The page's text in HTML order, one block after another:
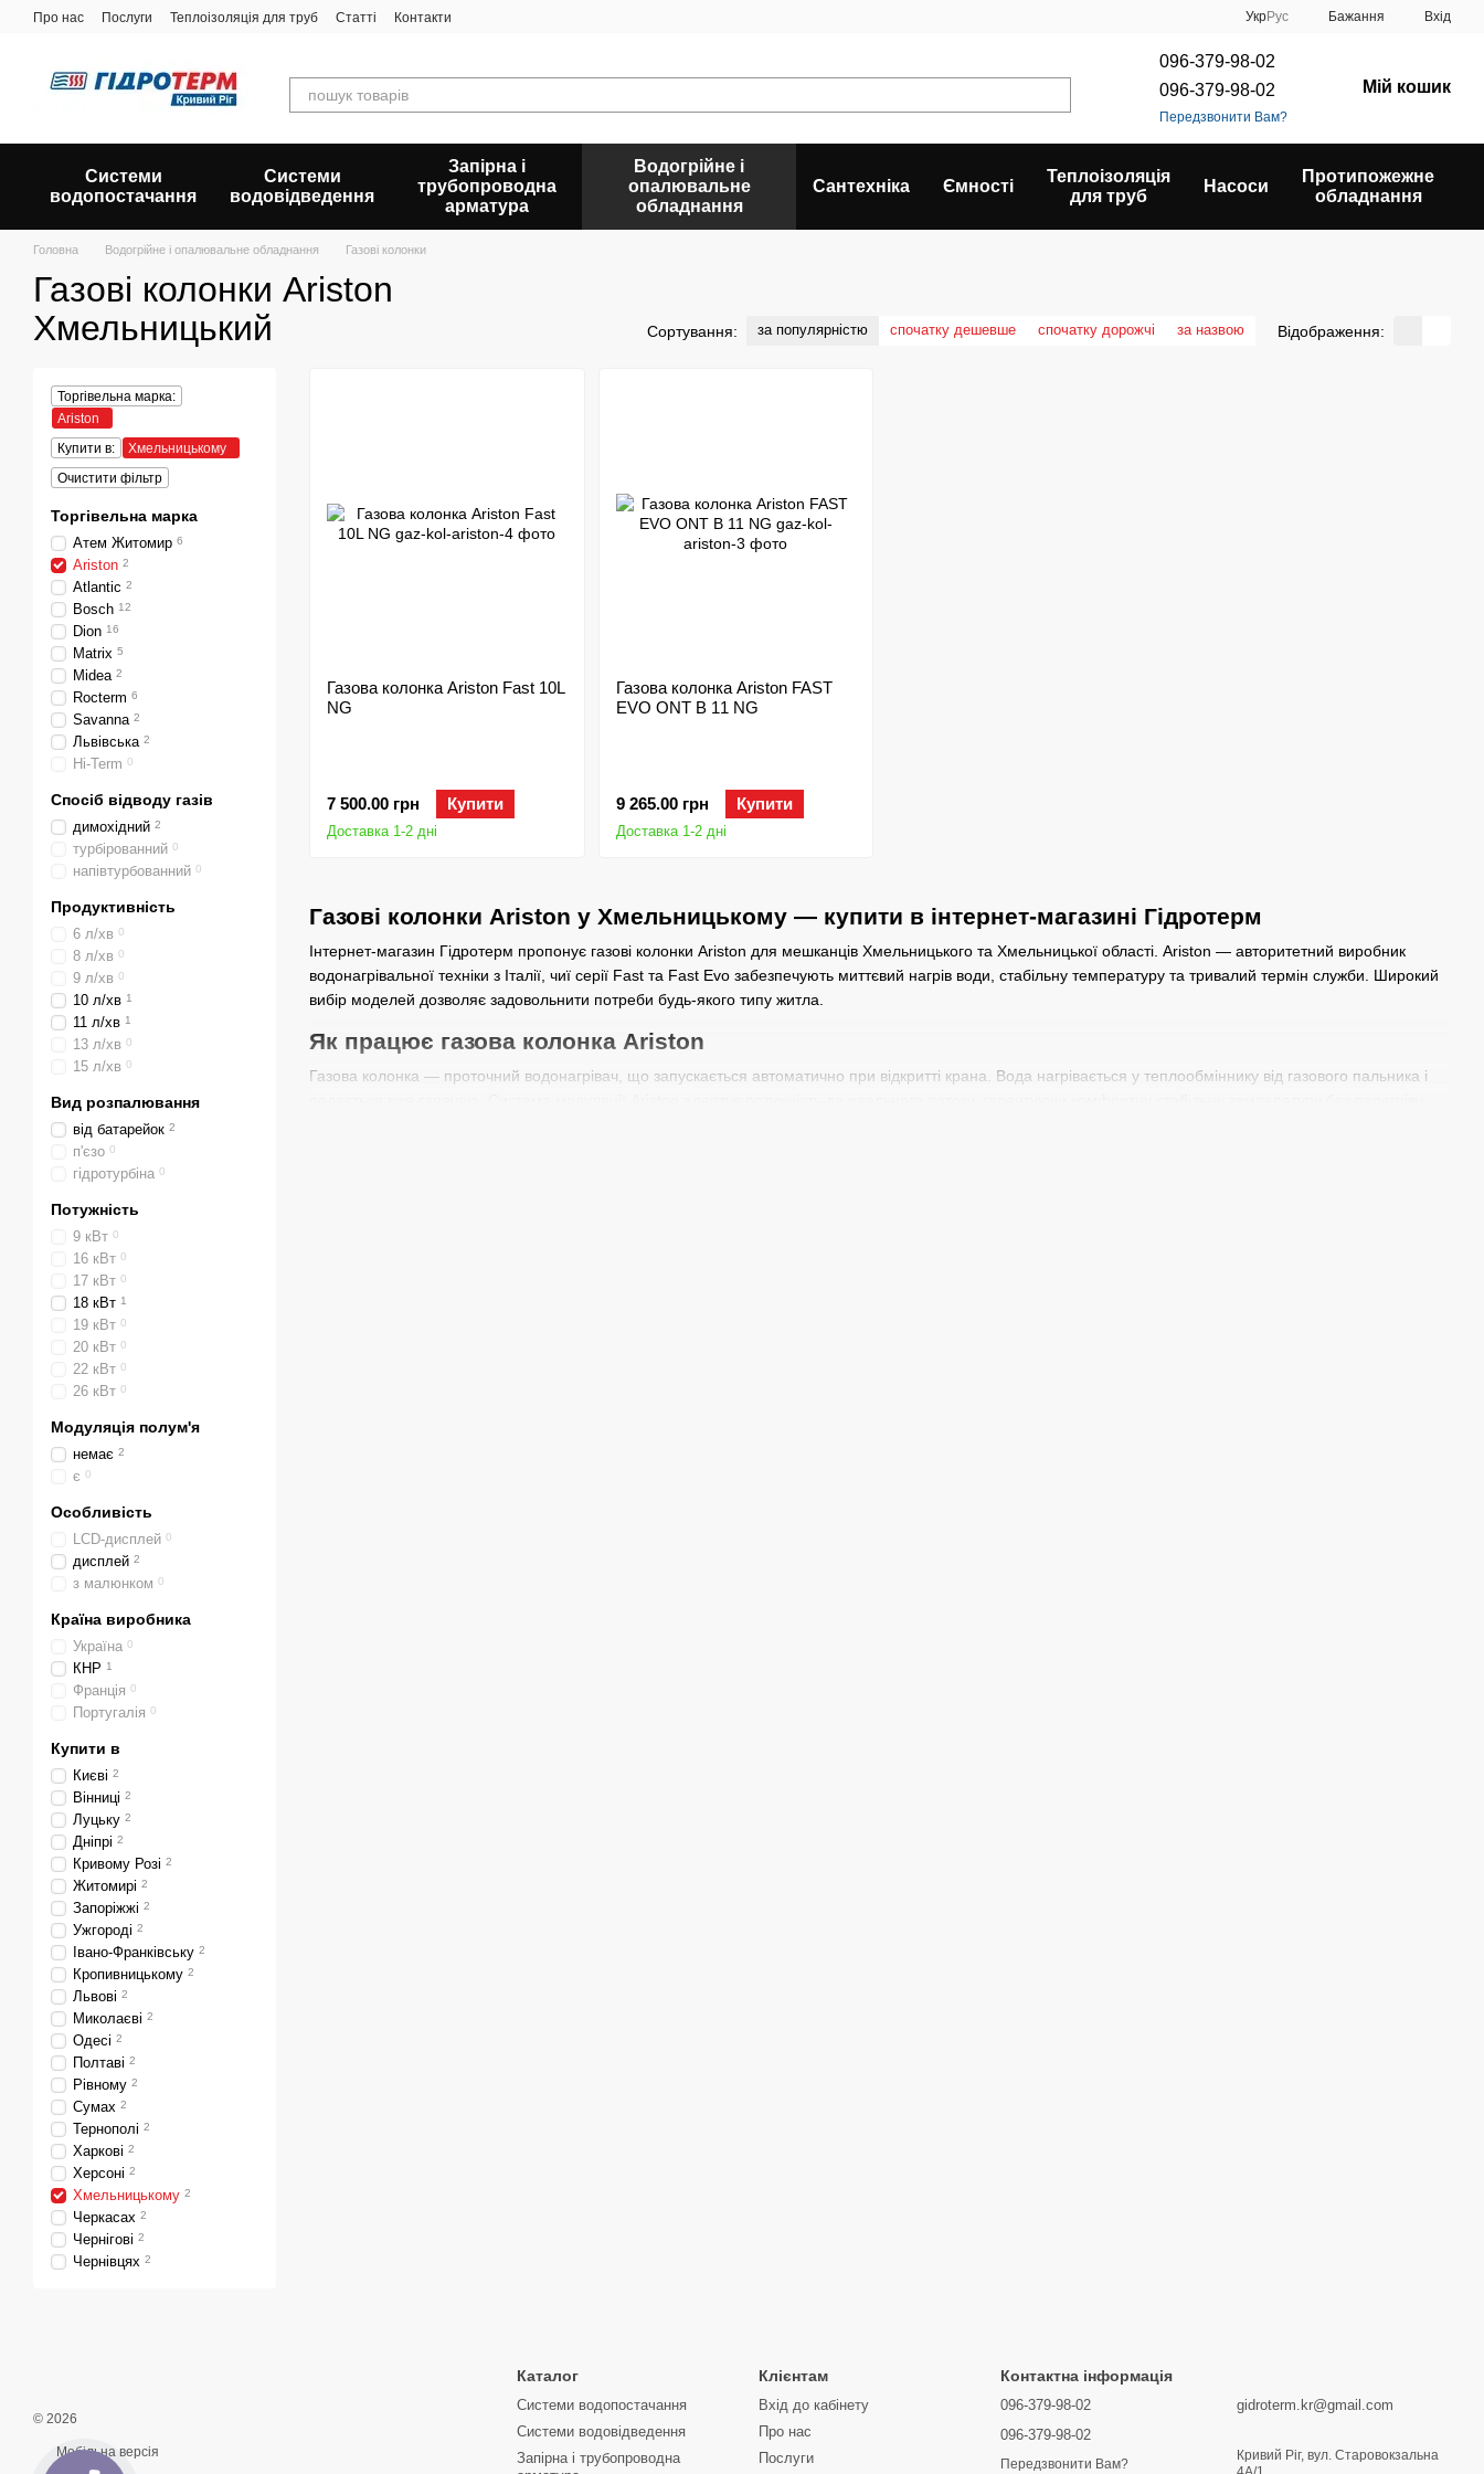
Перейти до основного контенту
Про нас Послуги Теплоізоляція для труб Статті Контакти УкрРус Бажання Вхід
096-379-98-02
096-379-98-02
Передзвонити Вам?
Мій кошик
Системи
водопостачання
Системи
водовідведення
Запірна і
трубопроводна
арматура
Водогрійне і
опалювальне
обладнання
Сантехніка Ємності
Теплоізоляція
для труб
Насоси
Протипожежне
обладнання
Головна Водогрійне і опалювальне обладнання Газові колонки
Газові колонки Ariston
Хмельницький
Сортування: за популярністю спочатку дешевше спочатку дорожчі за назвою Відображення:
Газові колонки Ariston у Хмельницькому — купити в інтернет-магазині Гідротерм
Інтернет-магазин Гідротерм пропонує газові колонки Ariston для мешканців Хмельницького та Хмельницької області. Ariston — авторитетний виробник
водонагрівальної техніки з Італії, чиї серії Fast та Fast Evo забезпечують миттєвий нагрів води, стабільну температуру та тривалий термін служби. Широкий
вибір моделей дозволяє задовольнити потреби будь-якого типу житла.
Як працює газова колонка Ariston
Газова колонка — проточний водонагрівач, що запускається автоматично при відкритті крана. Вода нагрівається у теплообміннику від газового пальника і
Газова колонка Ariston Fast 10L
NG
7 500.00 грн Купити
Доставка 1-2 дні
Газова колонка Ariston FAST
EVO ONT B 11 NG
9 265.00 грн Купити
Доставка 1-2 дні
Торгівельна марка:
Ariston
Купити в:
Хмельницькому
Очистити фільтр
Торгівельна марка
Атем Житомир 6
Ariston 2
Atlantic 2
Bosch 12
Dion 16
Matrix 5
Midea 2
Rocterm 6
Savanna 2
Львівська 2
Hi-Term 0
Спосіб відводу газів
димохідний 2
турбірованний 0
напівтурбованний 0
Продуктивність
6 л/хв 0
8 л/хв 0
9 л/хв 0
10 л/хв 1
11 л/хв 1
13 л/хв 0
15 л/хв 0
Вид розпалювання
від батарейок 2
п'єзо 0
гідротурбіна 0
Потужність
9 кВт 0
16 кВт 0
17 кВт 0
18 кВт 1
19 кВт 0
20 кВт 0
22 кВт 0
26 кВт 0
Модуляція полум'я
немає 2
є 0
Особливість
LCD-дисплей 0
дисплей 2
з малюнком 0
Країна виробника
Україна 0
КНР 1
Франція 0
Португалія 0
Купити в
Києві 2
Вінниці 2
Луцьку 2
Дніпрі 2
Кривому Розі 2
Житомирі 2
Запоріжжі 2
Ужгороді 2
Івано-Франківську 2
Кропивницькому 2
Львові 2
Миколаєві 2
Одесі 2
Полтаві 2
Рівному 2
Сумах 2
Тернополі 2
Харкові 2
Херсоні 2
Хмельницькому 2
Черкасах 2
Чернігові 2
Чернівцях 2
© 2026
Мобільна версія
Каталог
Системи водопостачання
Системи водовідведення
Запірна і трубопроводна
Клієнтам
Вхід до кабінету
Про нас
Послуги
Контактна інформація
096-379-98-02
096-379-98-02
Передзвонити Вам?
gidroterm.kr@gmail.com
Кривий Ріг, вул. Старовокзальна